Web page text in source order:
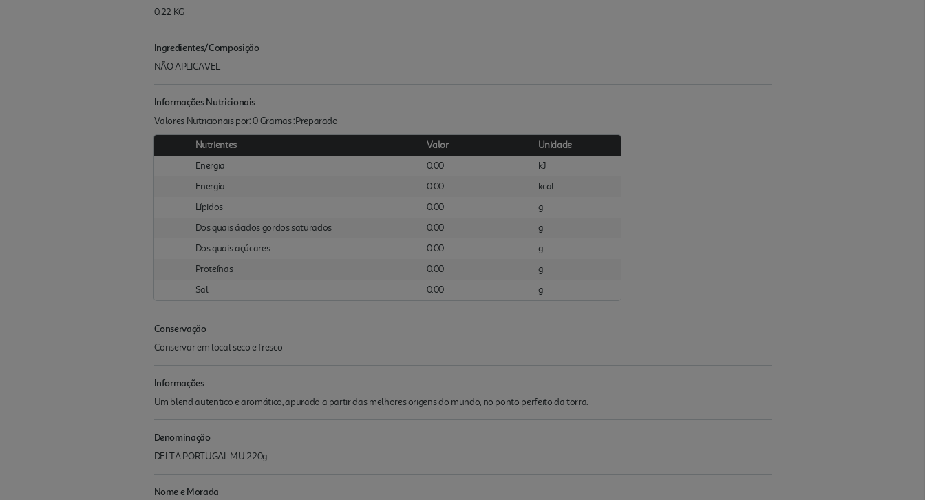
0.22 KG
Ingredientes/Composição
NÃO APLICAVEL
Informações Nutricionais
Valores Nutricionais por: 0 Gramas :Preparado
Nutrientes Valor
Unidade
Energia
0.00
kJ
Energia
0.00
kcal
Lípidos
0.00
g
Dos quais ácidos gordos saturados
0.00
g
Dos quais açúcares
0.00
g
Proteínas
0.00
g
Sal
0.00 g
Conservação
Conservar em local seco e fresco
Informações
Um blend autentico e aromático, apurado a partir das melhores origens do mundo, no ponto perfeito da torra.
Denominação
DELTA PORTUGAL MU 220g
Nome e Morada